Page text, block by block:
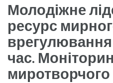
Молодіжне
ресурс
час.